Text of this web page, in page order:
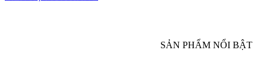
SẢN PHẨM NỔI BẬT